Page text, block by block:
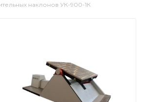
наклонов УК-900-1К